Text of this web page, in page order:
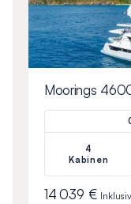
Moorings
4
Kabinen
14 039 €